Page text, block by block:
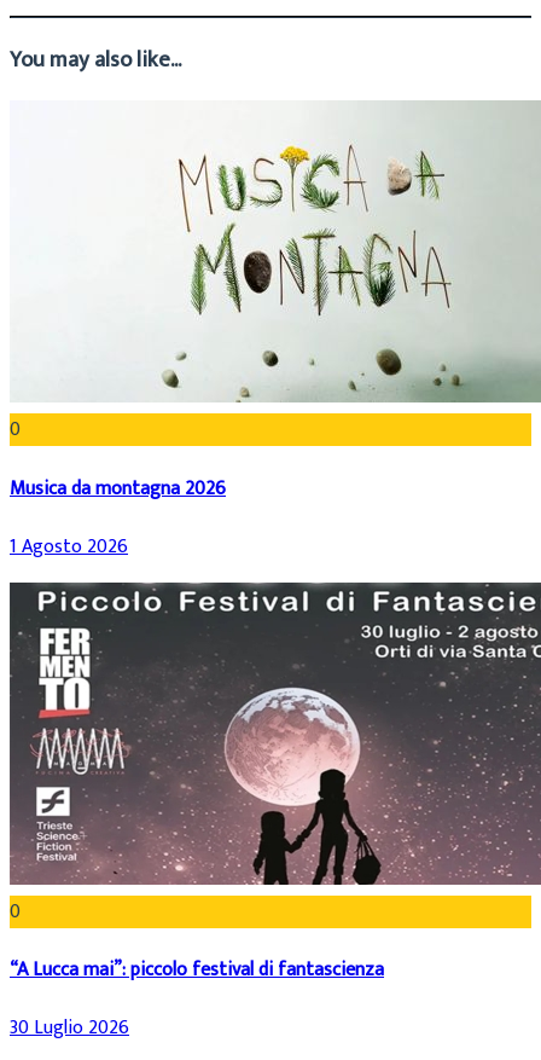
You may also like...
0
Musica da montagna 2026
1 Agosto 2026
0
“A Lucca mai”: piccolo festival di fantascienza
30 Luglio 2026